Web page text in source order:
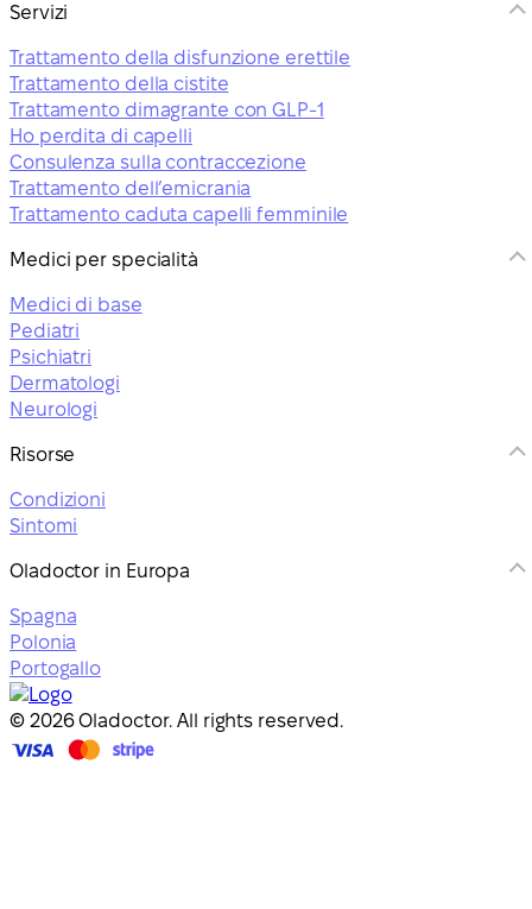
Servizi
Trattamento della disfunzione erettile
Trattamento della cistite
Trattamento dimagrante con GLP-1
Ho perdita di capelli
Consulenza sulla contraccezione
Trattamento dell’emicrania
Trattamento caduta capelli femminile
Medici per specialità
Medici di base
Pediatri
Psichiatri
Dermatologi
Neurologi
Risorse
Condizioni
Sintomi
Oladoctor in Europa
Spagna
Polonia
Portogallo
© 2026 Oladoctor. All rights reserved.